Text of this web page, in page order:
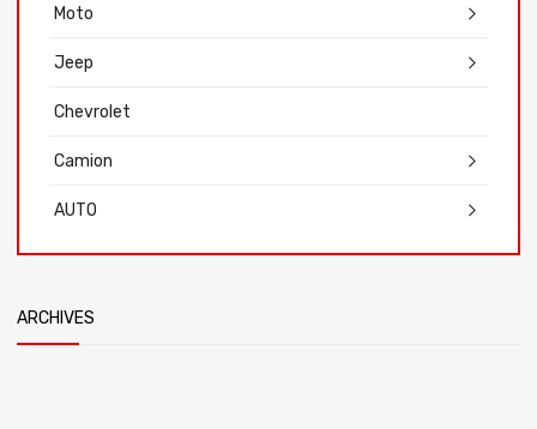
Moto
Jeep
Chevrolet
Camion
AUTO
ARCHIVES